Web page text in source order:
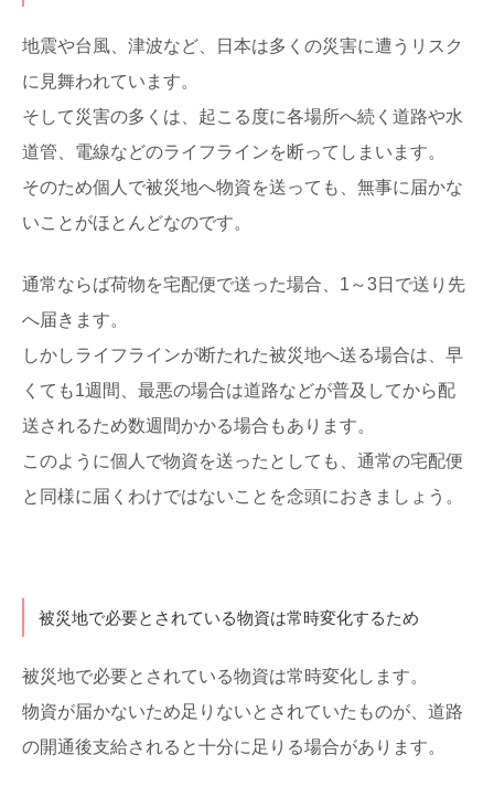
地震や台風、津波など、日本は多くの災害に遭うリスク
に見舞われています。
そして災害の多くは、起こる度に各場所へ続く道路や水
道管、電線などのライフラインを断ってしまいます。
そのため個人で被災地へ物資を送っても、無事に届かな
いことがほとんどなのです。
通常ならば荷物を宅配便で送った場合、1～3日で送り先
へ届きます。
しかしライフラインが断たれた被災地へ送る場合は、早
くても1週間、最悪の場合は道路などが普及してから配
送されるため数週間かかる場合もあります。
このように個人で物資を送ったとしても、通常の宅配便
と同様に届くわけではないことを念頭におきましょう。
被災地で必要とされている物資は常時変化するため
被災地で必要とされている物資は常時変化します。
物資が届かないため足りないとされていたものが、道路
の開通後支給されると十分に足りる場合があります。